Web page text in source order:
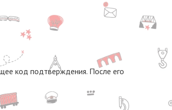
код подтверждения. После его